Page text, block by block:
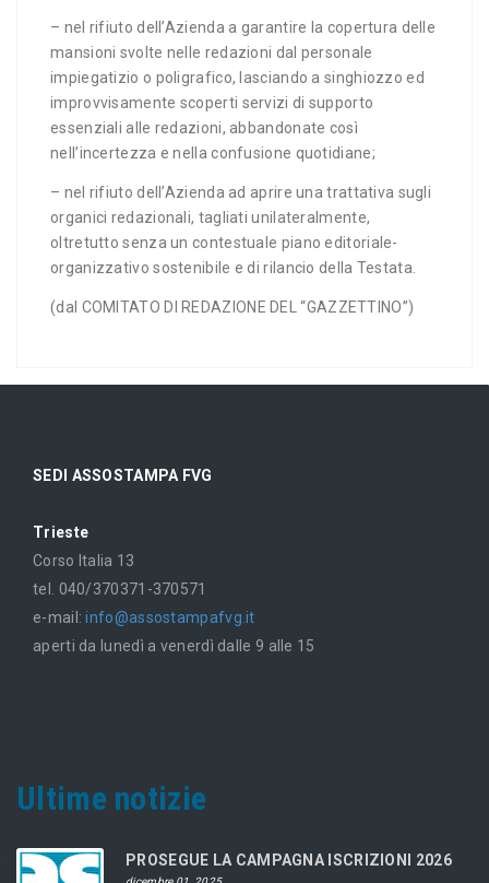
– nel rifiuto dell’Azienda a garantire la copertura delle
mansioni svolte nelle redazioni dal personale
impiegatizio o poligrafico, lasciando a singhiozzo ed
improvvisamente scoperti servizi di supporto
essenziali alle redazioni, abbandonate così
nell’incertezza e nella confusione quotidiane;
– nel rifiuto dell’Azienda ad aprire una trattativa sugli
organici redazionali, tagliati unilateralmente,
oltretutto senza un contestuale piano editoriale-
organizzativo sostenibile e di rilancio della Testata.
(dal COMITATO DI REDAZIONE DEL “GAZZETTINO”)
SEDI ASSOSTAMPA FVG
Trieste
Corso Italia 13
tel. 040/370371-370571
e-mail:info@assostampafvg.it
aperti da lunedì a venerdì dalle 9 alle 15
Ultime notizie
PROSEGUE LA CAMPAGNA ISCRIZIONI 2026